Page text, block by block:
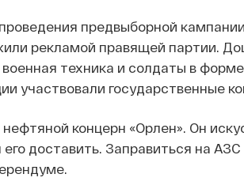
предвыборной
рекламой правящей партии.
военная техника и солдаты в
участвовали государственные
концерн «Орлен». Он
его доставить. Заправиться на